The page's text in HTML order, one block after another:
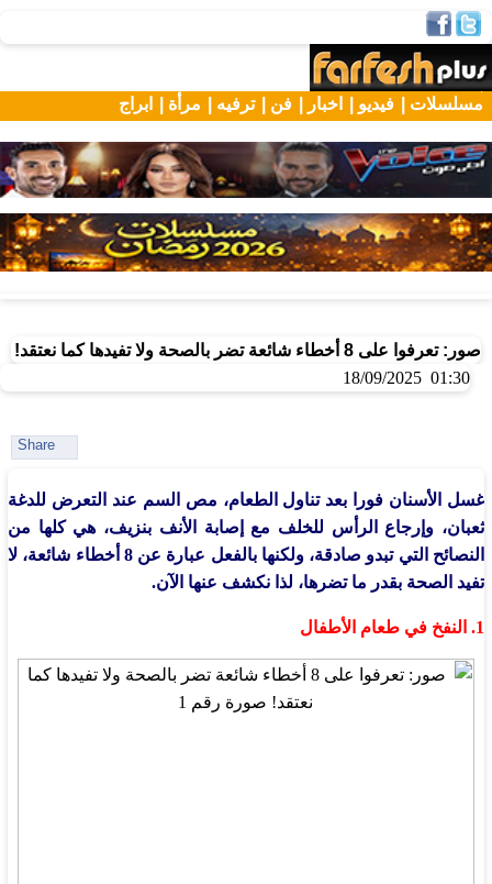
مسلسلات | فيديو | اخبار | فن | ترفيه | مرأة | ابراج
صور: تعرفوا على 8 أخطاء شائعة تضر بالصحة ولا تفيدها كما نعتقد!
01:30 18/09/2025
Share
غسل الأسنان فورا بعد تناول الطعام، مص السم عند التعرض للدغة
ثعبان، وإرجاع الرأس للخلف مع إصابة الأنف بنزيف، هي كلها من
النصائح التي تبدو صادقة، ولكنها بالفعل عبارة عن 8 أخطاء شائعة، لا
تفيد الصحة بقدر ما تضرها، لذا نكشف عنها الآن.
1. النفخ في طعام الأطفال